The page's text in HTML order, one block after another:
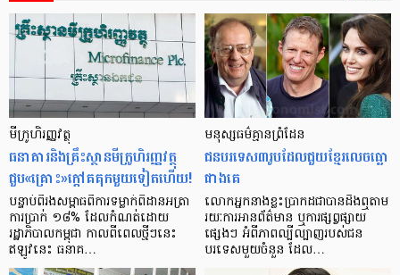
មីក្រូ​ហិរញ្ញវត្ថុ
ធនាគារ​និង​គ្រឹះស្ថាន​មីក្រូ​ហិរញ្ញវត្ថុ​
ជួប«គ្រោះ»ក្តៅ​គគុក​មួយ​ទៀត​ហើយ!
បន្ទាប់​ពី​រង​សម្ពាធ​​ពី​ការ​ទម្លាក់​ពិដាន​អត្រា​
ការ​ប្រាក់ ១៨​% ដែល​កំណត់​ដោយ​
រដ្ឋាភិបាល​កម្ពុជា កាល​ពី​ពេល​ថ្មីៗ​នេះ
ឥឡូវ​នេះ ធនាគ…
មនុស្ស​ធម៌​គ្មាន​ព្រំដែន
ជន​បរទេស​៣​រូប​ដែល​ជួយ​ខ្មែរ​លេច​ធ្លោ​
ជាង​គេ
លោកអ្នក​នាង​ខ្លះ​ប្រាកដ​ជា​បាន​​ដឹង​ឮ​តាម​
រយៈ​ការ​អាន​ព័ត៌មាន ឬ​ការ​ផ្សព្វផ្សាយ​
ផ្សេងៗ អំពី​ភាព​ល្បីល្បាញ​របស់​ជន​
បរទេស​មួយ​ចំនួន ដែល…